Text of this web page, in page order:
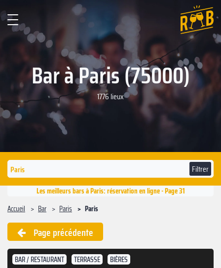
Bar à Paris (75000)
1776 lieux
Filtrer
Les meilleurs bars à Paris: réservation en ligne - Page 31
Accueil
Bar Paris Paris
Page précédente
BAR / RESTAURANT TERRASSE BIÈRES